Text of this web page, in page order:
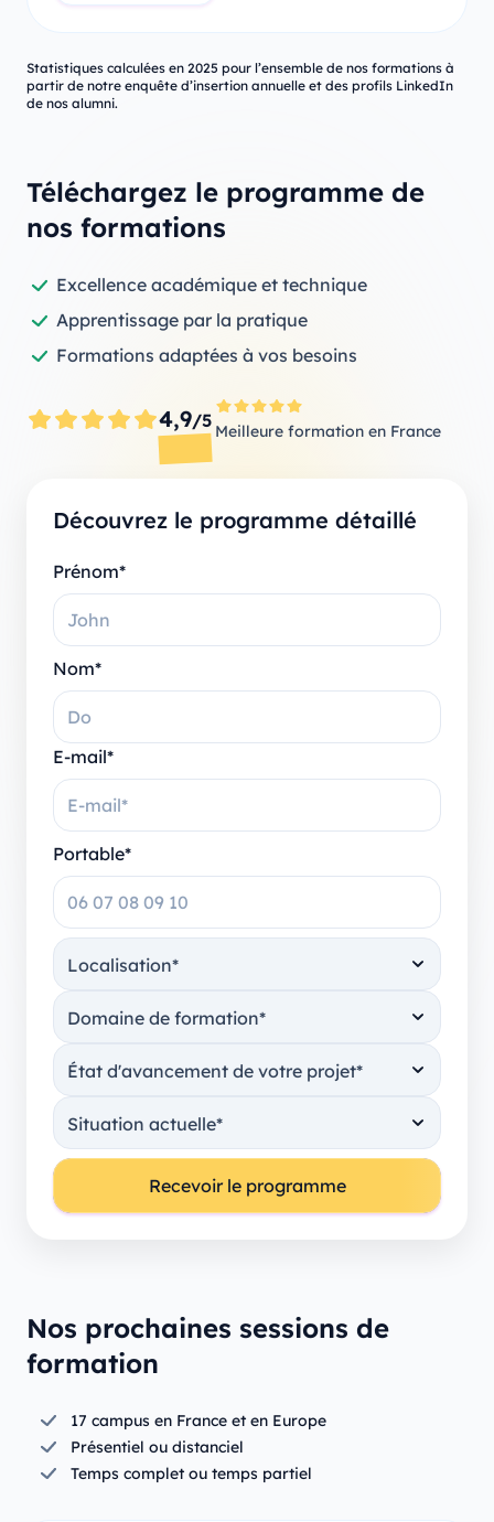
Statistiques calculées en 2025 pour l’ensemble de nos formations à
partir de notre enquête d’insertion annuelle et des profils LinkedIn
de nos alumni.
Téléchargez le programme de
nos formations
Excellence académique et technique
Apprentissage par la pratique
Formations adaptées à vos besoins
4,9/5 Meilleure formation en France
Découvrez le programme détaillé
Prénom*
Nom*
E-mail*
Portable*
Nos prochaines sessions de
formation
17 campus en France et en Europe
Présentiel ou distanciel
Temps complet ou temps partiel